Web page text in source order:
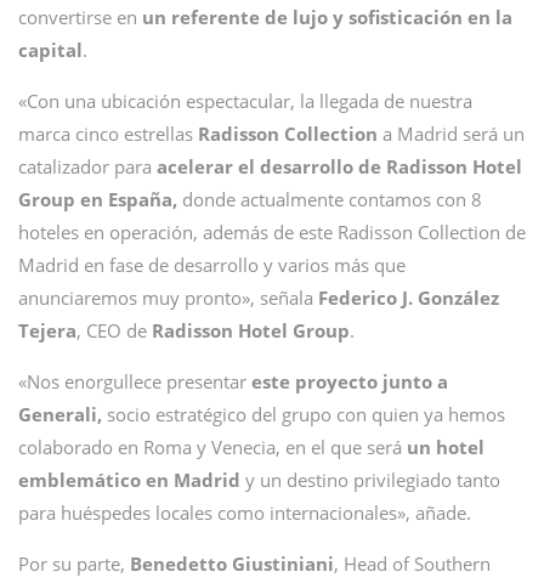
convertirse en un referente de lujo y sofisticación en la
capital.
«Con una ubicación espectacular, la llegada de nuestra
marca cinco estrellas Radisson Collection a Madrid será un
catalizador para acelerar el desarrollo de Radisson Hotel
Group en España, donde actualmente contamos con 8
hoteles en operación, además de este Radisson Collection de
Madrid en fase de desarrollo y varios más que
anunciaremos muy pronto», señala Federico J. González
Tejera, CEO de Radisson Hotel Group.
«Nos enorgullece presentar este proyecto junto a
Generali, socio estratégico del grupo con quien ya hemos
colaborado en Roma y Venecia, en el que será un hotel
emblemático en Madrid y un destino privilegiado tanto
para huéspedes locales como internacionales», añade.
Por su parte, Benedetto Giustiniani, Head of Southern